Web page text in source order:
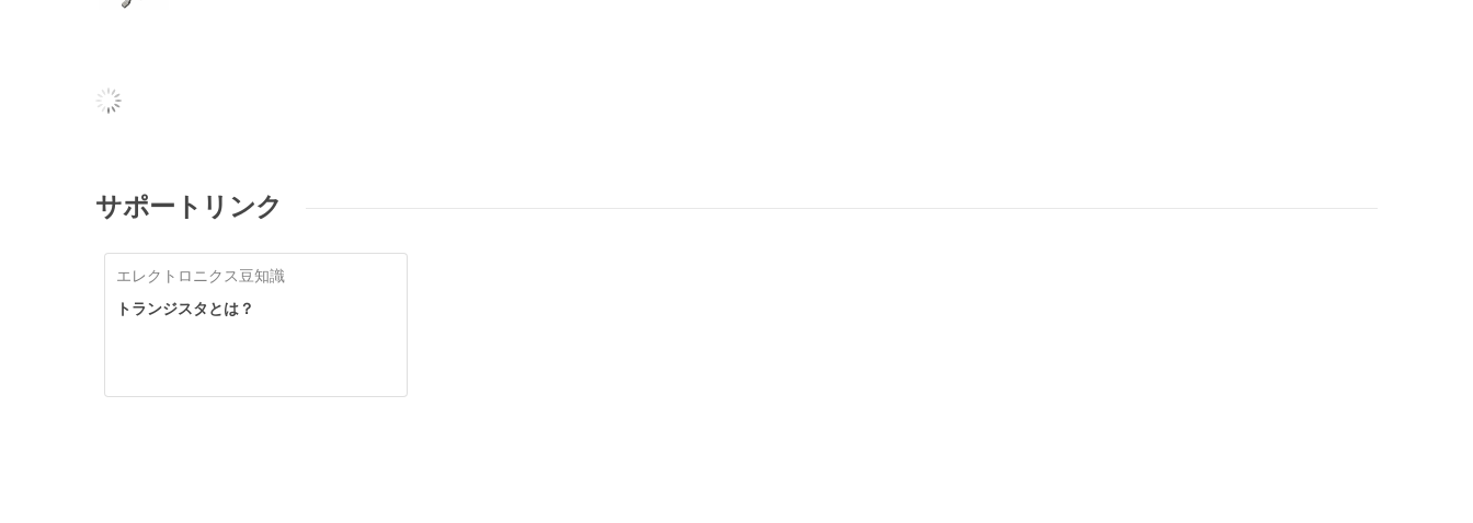
サポートリンク
エレクトロニクス豆知識
トランジスタとは？